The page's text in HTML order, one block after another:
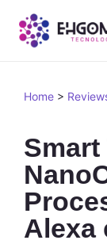
Home >
Smart
Alexa